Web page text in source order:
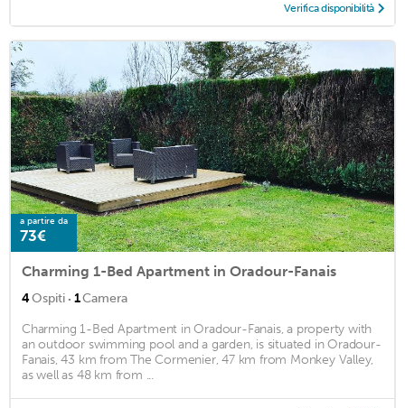
Verifica disponibilità
a partire da
73€
Charming 1-Bed Apartment in Oradour-Fanais
4Ospiti · 1Camera
Charming 1-Bed Apartment in Oradour-Fanais, a property with
an outdoor swimming pool and a garden, is situated in Oradour-
Fanais, 43 km from The Cormenier, 47 km from Monkey Valley,
as well as 48 km from ...